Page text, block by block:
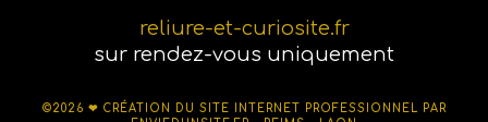
reliure-et-curiosite.fr
sur rendez-vous uniquement
©2026 ❤ CRÉATION DU SITE INTERNET PROFESSIONNEL PAR